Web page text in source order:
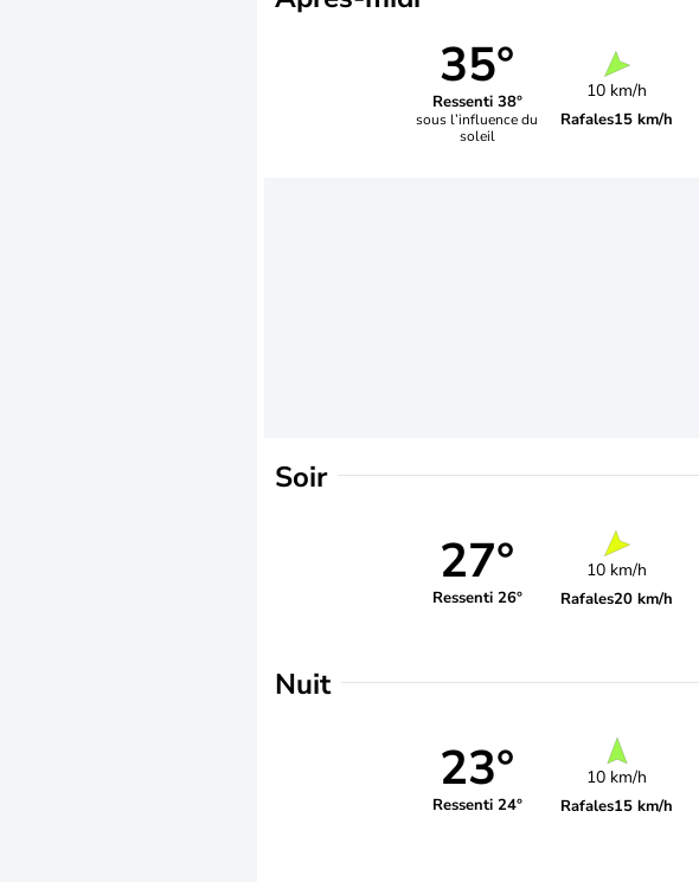
35°
Ressenti 38°
sous l’influence du
soleil
10 km/h
Rafales15 km/h
Soir
27°
Ressenti 26°
10 km/h
Rafales20 km/h
Nuit
23°
Ressenti 24°
10 km/h
Rafales15 km/h